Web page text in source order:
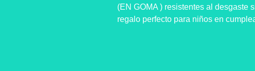
(EN GOMA ) resistentes al desgaste
regalo perfecto para niños en